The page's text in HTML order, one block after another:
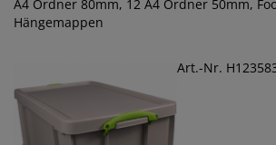
A4 Ordner 80mm, 12 A4 Ordner 50mm,
Hängemappen
Art.-Nr.